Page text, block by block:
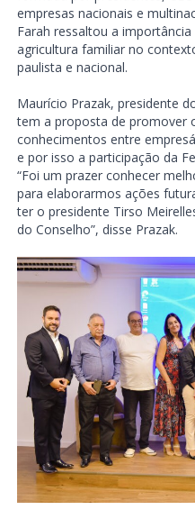
empresas nacionais e
Farah ressaltou a
agricultura familiar no
paulista e nacional.
Maurício Prazak, presidente
tem a proposta de promover
conhecimentos entre
e por isso a participação da
“Foi um prazer conhecer
para elaborarmos ações
ter o presidente Tirso
do Conselho”, disse Prazak.